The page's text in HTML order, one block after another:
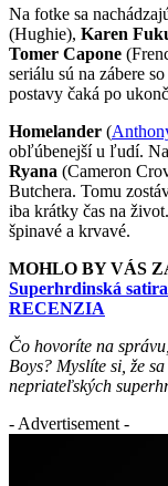
Na fotke sa
(Hughie), Karen
Tomer Capone
seriálu sú na zábere
postavy čaká po
Homelander (
obľúbenejší u ľudí.
Ryana (Cameron
Butchera. Tomu
iba krátky čas na
špinavé a krvavé.
MOHLO BY VÁS
Superhrdinská
RECENZIA
Čo hovoríte na
Boys? Myslíte si, že
nepriateľských
- Advertisement -